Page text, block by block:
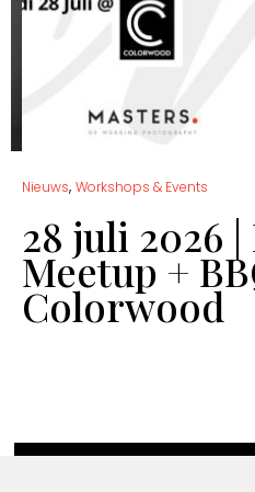
Nieuws, Workshops & Events
28 juli 2026
Meetup +
Colorwood